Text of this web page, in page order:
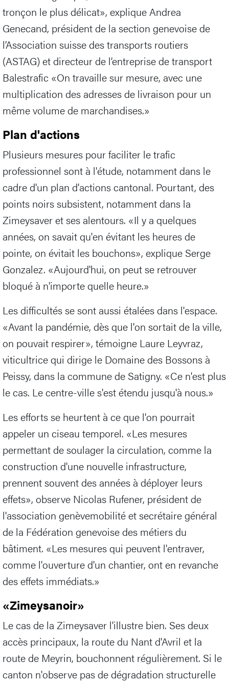
tronçon le plus délicat», explique Andrea
Genecand, président de la section genevoise de
l’Association suisse des transports routiers
(ASTAG) et directeur de l’entreprise de transport
Balestrafic «On travaille sur mesure, avec une
multiplication des adresses de livraison pour un
même volume de marchandises.»
Plan d'actions
Plusieurs mesures pour faciliter le trafic
professionnel sont à l'étude, notamment dans le
cadre d'un plan d'actions cantonal. Pourtant, des
points noirs subsistent, notamment dans la
Zimeysaver et ses alentours. «Il y a quelques
années, on savait qu'en évitant les heures de
pointe, on évitait les bouchons», explique Serge
Gonzalez. «Aujourd'hui, on peut se retrouver
bloqué à n'importe quelle heure.»
Les difficultés se sont aussi étalées dans l'espace.
«Avant la pandémie, dès que l'on sortait de la ville,
on pouvait respirer», témoigne Laure Leyvraz,
viticultrice qui dirige le Domaine des Bossons à
Peissy, dans la commune de Satigny. «Ce n'est plus
le cas. Le centre-ville s'est étendu jusqu'à nous.»
Les efforts se heurtent à ce que l'on pourrait
appeler un ciseau temporel. «Les mesures
permettant de soulager la circulation, comme la
construction d'une nouvelle infrastructure,
prennent souvent des années à déployer leurs
effets», observe Nicolas Rufener, président de
l'association genèvemobilitéet secrétaire général
de la Fédération genevoise des métiers du
bâtiment. «Les mesures qui peuvent l'entraver,
comme l'ouverture d'un chantier, ont en revanche
des effets immédiats.»
«Zimeysanoir»
Le cas de la Zimeysaver l'illustre bien. Ses deux
accès principaux, la route du Nant d'Avril et la
route de Meyrin, bouchonnent régulièrement. Si le
canton n'observe pas de dégradation structurelle